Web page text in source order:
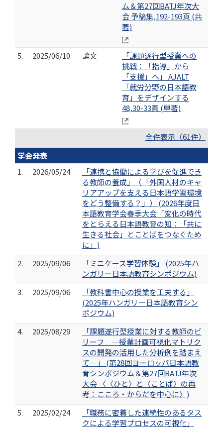
ム＆第27回BATJ年次大
会 予稿集,192-193頁 (共
著)
5. 2025/06/10 論文
「課題遂行型授業への
挑戦：「指導」から
「支援」へ」 AJALT
「就労分野の日本語教
育」をデザインする
48,30-33頁 (単著)
全件表示（61件）
学会発表
1.
2026/05/24
「連携と協働による学びを促進でき
る教師の養成」（「外国人材のキャ
リアアップを支える日本語学習環境
をどう整備する？」） (2026年度日
本語教育学会春季大会「変化の時代
をとらえる日本語教育の知：「共に
生きる社会」とことばをつなぐため
に」)
2.
2025/09/06
「ミニケース学習体験」 (2025年ハ
ンガリー日本語教育シンポジウム)
3.
2025/09/06
「教科書中心の授業を工夫する」
(2025年ハンガリー日本語教育シン
ポジウム)
4.
2025/08/29
「課題遂行型授業に対する教師のビ
リーフ ―授業計画可視化マトリク
スの開発の活用した分析例を踏まえ
て―」 (第28回ヨーロッパ日本語教
育シンポジウム＆第27回BATJ年次
大会 〈〈ひと〉と〈ことば〉の再
考：こころ・からだを中心に〉)
5.
2025/02/24
「職務に密着した連続性のあるタス
クによる学習プロセスの可視化」